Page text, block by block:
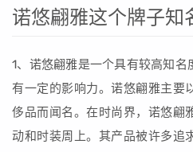
诺悠翩雅这个牌子知
1、诺悠翩雅是一个具有较高知
有一定的影响力。诺悠翩雅主要
侈品而闻名。在时尚界，诺悠翩
动和时装周上。其产品被许多追